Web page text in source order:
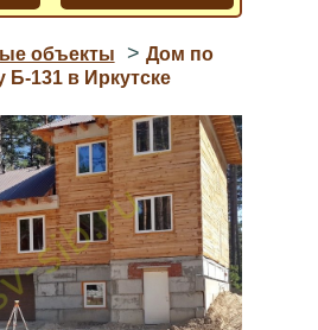
объекты > Дом по
Б-131 в Иркутске